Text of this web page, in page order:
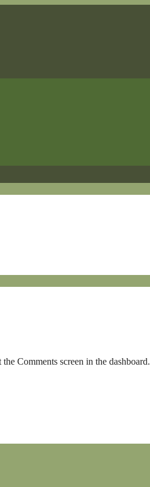
Comments screen in the dashboard.